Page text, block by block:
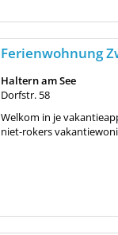
Ferienwohnung
Haltern am See
Dorfstr. 58
Welkom in je
niet-rokers